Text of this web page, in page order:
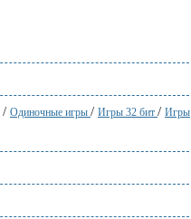
/ Одиночные игры / Игры 32 бит / Игры